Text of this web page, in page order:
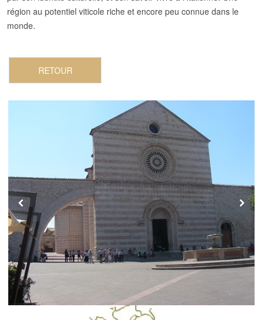
région au potentiel viticole riche et encore peu connue dans le
monde.
RETOUR